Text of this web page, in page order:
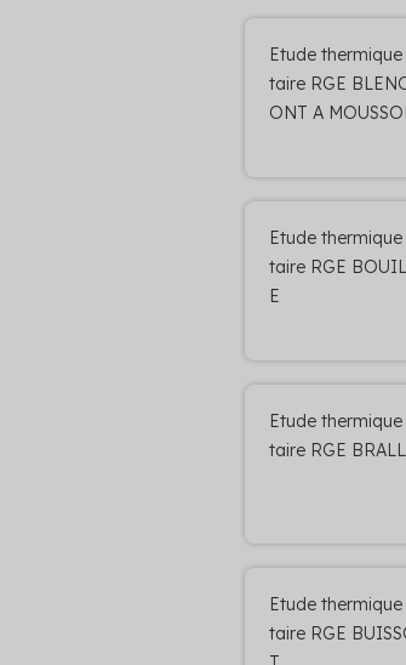
Etude
taire RGE
ONT A
Etude
taire RGE
E
Etude
taire RGE
Etude
taire RGE